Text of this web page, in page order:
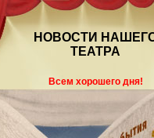
НОВОСТИ
ТЕАТРА
Всем хорошего дня!